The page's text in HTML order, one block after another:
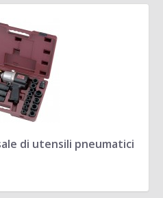
di utensili pneumatici